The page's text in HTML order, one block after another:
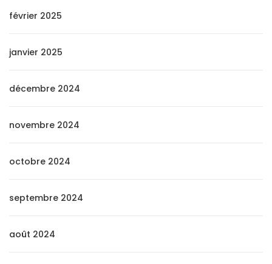
février 2025
janvier 2025
décembre 2024
novembre 2024
octobre 2024
septembre 2024
août 2024